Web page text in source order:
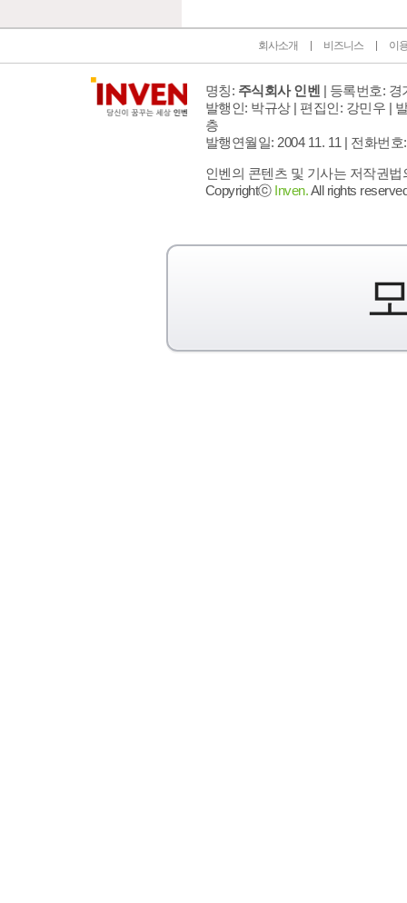
회사소개 비즈니스 이
명칭: 주식회사 인벤 | 등록번호: 경
발행인: 박규상 | 편집인: 강민우 |
층
발행연월일: 2004 11. 11 | 전화번호
인벤의 콘텐츠 및 기사는 저작권
Copyrightⓒ Inven.All rights